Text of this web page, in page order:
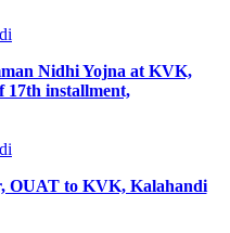
Nidhi Yojna at KVK,
17th installment,
OUAT to KVK, Kalahandi